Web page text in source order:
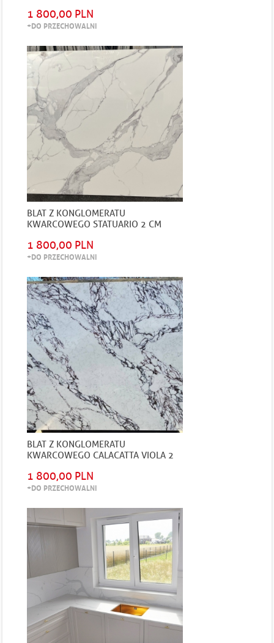
1 800,00 PLN
+DO PRZECHOWALNI
BLAT Z KONGLOMERATU
KWARCOWEGO STATUARIO 2 CM
1 800,00 PLN
+DO PRZECHOWALNI
BLAT Z KONGLOMERATU
KWARCOWEGO CALACATTA VIOLA 2
1 800,00 PLN
+DO PRZECHOWALNI